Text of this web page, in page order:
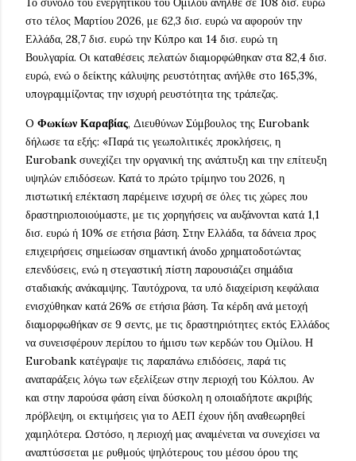
στο τέλος Μαρτίου 2026, με 62,3 δισ. ευρώ να αφορούν την
Ελλάδα, 28,7 δισ. ευρώ την Κύπρο και 14 δισ. ευρώ τη
Βουλγαρία. Οι καταθέσεις πελατών διαμορφώθηκαν στα 82,4 δισ.
ευρώ, ενώ ο δείκτης κάλυψης ρευστότητας ανήλθε στο 165,3%,
υπογραμμίζοντας την ισχυρή ρευστότητα της τράπεζας.
O Φωκίων Καραβίας, Διευθύνων Σύμβουλος της Eurobank
δήλωσε τα εξής: «Παρά τις γεωπολιτικές προκλήσεις, η
Eurobank συνεχίζει την οργανική της ανάπτυξη και την επίτευξη
υψηλών επιδόσεων. Κατά το πρώτο τρίμηνο του 2026, η
πιστωτική επέκταση παρέμεινε ισχυρή σε όλες τις χώρες που
δραστηριοποιούμαστε, με τις χορηγήσεις να αυξάνονται κατά 1,1
δισ. ευρώ ή 10% σε ετήσια βάση. Στην Ελλάδα, τα δάνεια προς
επιχειρήσεις σημείωσαν σημαντική άνοδο χρηματοδοτώντας
επενδύσεις, ενώ η στεγαστική πίστη παρουσιάζει σημάδια
σταδιακής ανάκαμψης. Ταυτόχρονα, τα υπό διαχείριση κεφάλαια
ενισχύθηκαν κατά 26% σε ετήσια βάση. Τα κέρδη ανά μετοχή
διαμορφωθήκαν σε 9 σεντς, με τις δραστηριότητες εκτός Ελλάδος
να συνεισφέρουν περίπου το ήμισυ των κερδών του Ομίλου. Η
Eurobank κατέγραψε τις παραπάνω επιδόσεις, παρά τις
αναταράξεις λόγω των εξελίξεων στην περιοχή του Κόλπου. Αν
και στην παρούσα φάση είναι δύσκολη η οποιαδήποτε ακριβής
πρόβλεψη, οι εκτιμήσεις για το ΑΕΠ έχουν ήδη αναθεωρηθεί
χαμηλότερα. Ωστόσο, η περιοχή μας αναμένεται να συνεχίσει να
αναπτύσσεται με ρυθμούς ψηλότερους του μέσου όρου της